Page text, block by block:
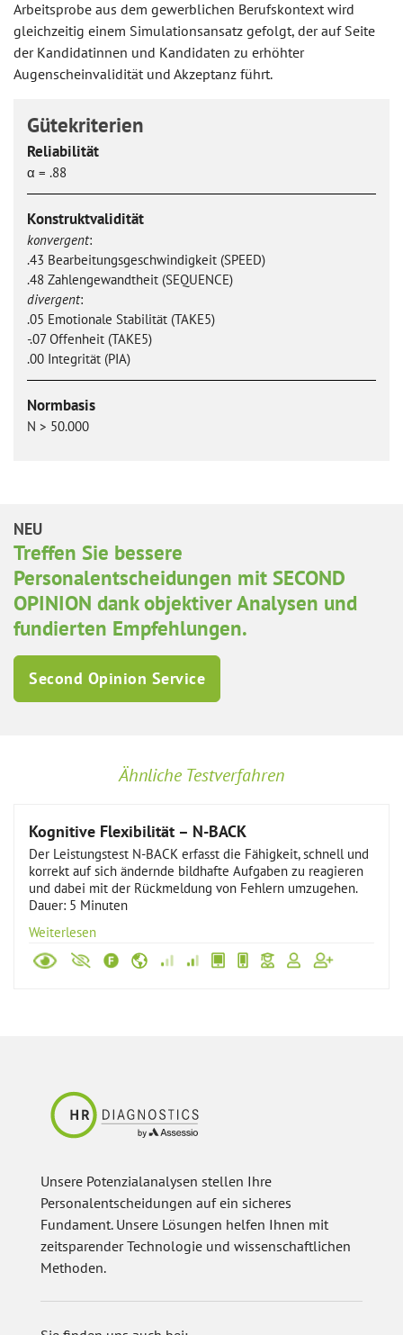
Arbeitsprobe aus dem gewerblichen Berufskontext wird
gleichzeitig einem Simulationsansatz gefolgt, der auf Seite
der Kandidatinnen und Kandidaten zu erhöhter
Augenscheinvalidität und Akzeptanz führt.
Gütekriterien
Reliabilität
α = .88
Konstruktvalidität
konvergent:
.43 Bearbeitungsgeschwindigkeit (SPEED)
.48 Zahlengewandtheit (SEQUENCE)
divergent:
.05 Emotionale Stabilität (TAKE5)
-.07 Offenheit (TAKE5)
.00 Integrität (PIA)
Normbasis
N > 50.000
NEU
Treffen Sie bessere
Personalentscheidungen mit SECOND
OPINION dank objektiver Analysen und
fundierten Empfehlungen.
Second Opinion Service
Ähnliche Testverfahren
Kognitive Flexibilität – N-BACK
Der Leistungstest N-BACK erfasst die Fähigkeit, schnell und
korrekt auf sich ändernde bildhafte Aufgaben zu reagieren
und dabei mit der Rückmeldung von Fehlern umzugehen.
Dauer: 5 Minuten
Weiterlesen
Unsere Potenzialanalysen stellen Ihre
Personalentscheidungen auf ein sicheres
Fundament. Unsere Lösungen helfen Ihnen mit
zeitsparender Technologie und wissenschaftlichen
Methoden.